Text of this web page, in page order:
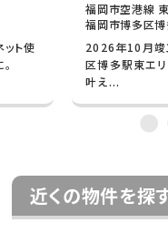
ト使
福岡市空港線
福岡市博多区
2026年10月竣
区博多駅東エ
叶え...
近くの物件を探